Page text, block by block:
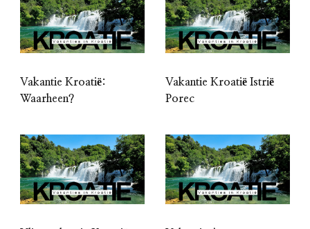
Vakantie Kroatië:
Waarheen?
Vakantie Kroatië Istrië
Porec